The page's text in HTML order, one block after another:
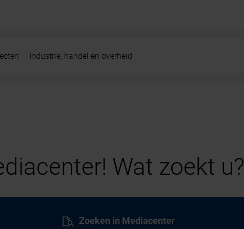
Industrie, handel en overheid
Wat zoekt u?
Zoeken in Mediacenter